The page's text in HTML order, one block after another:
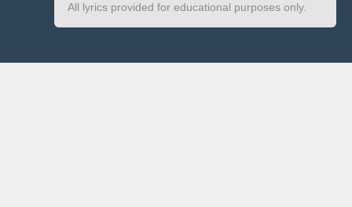
All lyrics provided for educational purposes only.